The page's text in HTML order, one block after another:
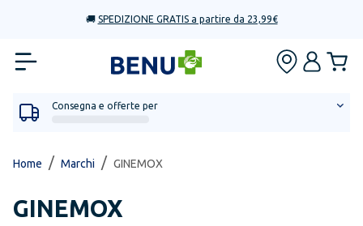
🚚 SPEDIZIONE GRATIS a partire da 23,99€
Consegna e offerte per
Home / Marchi / GINEMOX
GINEMOX